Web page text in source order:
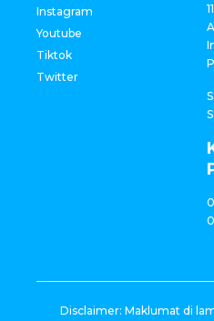
Instagram
Youtube
Tiktok
Twitter
Disclaimer: Maklumat di